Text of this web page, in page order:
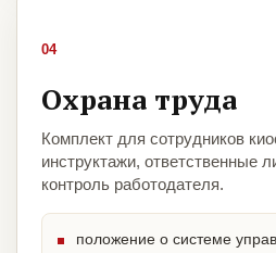
04
Охрана труда
Комплект для сотрудников
инструктажи, ответственные
контроль работодателя.
положение о системе